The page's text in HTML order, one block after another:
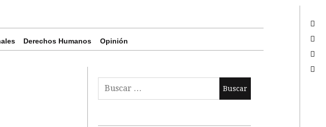
Derechos Humanos Opinión